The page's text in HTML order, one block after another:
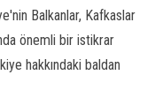
Balkanlar, Kafkaslar
önemli bir istikrar
hakkındaki baldan